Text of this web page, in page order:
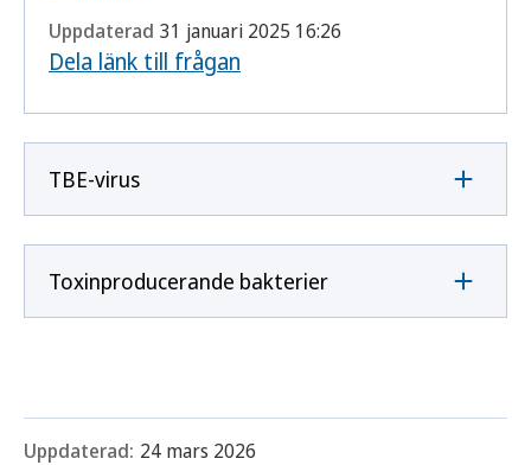
Uppdaterad 31 januari 2025 16:26
Dela länk till frågan
TBE-virus
Toxinproducerande bakterier
Uppdaterad: 24 mars 2026